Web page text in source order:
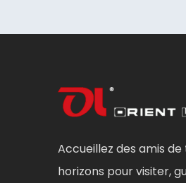
Accueillez des amis de
horizons pour visiter,